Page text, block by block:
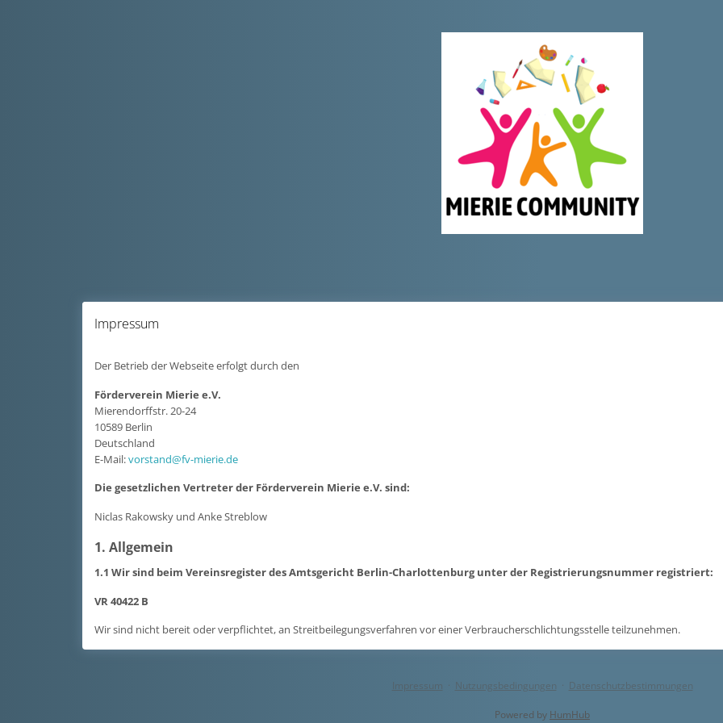
Impressum
Der Betrieb der Webseite erfolgt durch den
Förderverein Mierie e.V.
Mierendorffstr. 20-24
10589 Berlin
Deutschland
E-Mail:vorstand@fv-mierie.de
Die gesetzlichen Vertreter der Förderverein Mierie e.V. sind:
Niclas Rakowsky und Anke Streblow
1. Allgemein
1.1 Wir sind beim Vereinsregister des Amtsgericht Berlin-Charlottenburg unter der Registrierungsnummer registriert:
VR 40422 B
Wir sind nicht bereit oder verpflichtet, an Streitbeilegungsverfahren vor einer Verbraucherschlichtungsstelle teilzunehmen.
Impressum · Nutzungsbedingungen · Datenschutzbestimmungen
Powered by HumHub